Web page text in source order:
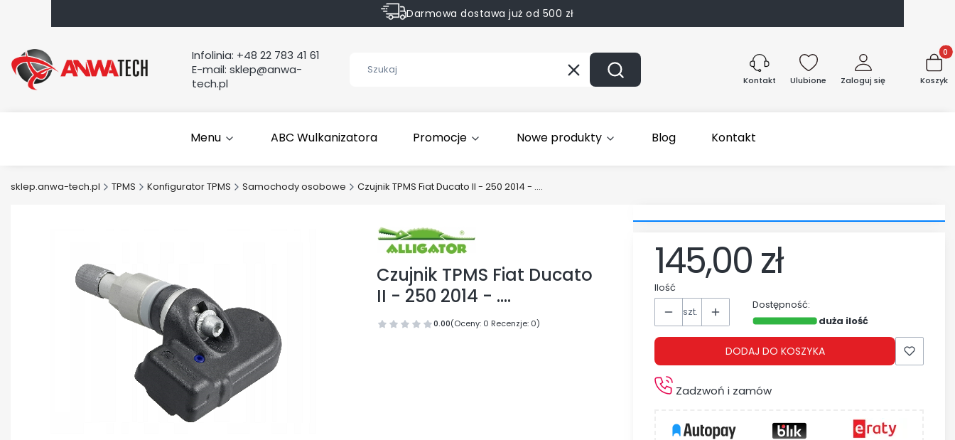
Darmowa dostawa już od 500 zł
Infolinia: +48 22 783 41 61
E-mail: sklep@anwa-
tech.pl
WyczyśćSzukaj Kontakt Ulubione Zaloguj się Koszyk
Menu ABC Wulkanizatora Promocje Nowe produkty Blog Kontakt
sklep.anwa-tech.pl TPMS Konfigurator TPMS Samochody osobowe Czujnik TPMS Fiat Ducato II - 250 2014 - ....
Czujnik TPMS Fiat Ducato
II - 250 2014 - ....
0.00(Oceny: 0 Recenzje: 0)
Cena
145,00 zł
Ilość
szt.
Dostępność:
duża ilość
DODAJ DO KOSZYKA
Zadzwoń i zamów